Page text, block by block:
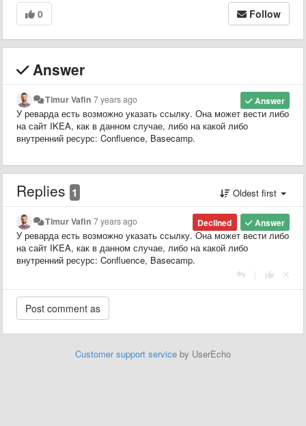
0 Follow
Answer
Answer
Timur Vafin 7 years ago
У реварда есть возможно указать ссылку. Она может вести либо
на сайт IKEA, как в данном случае, либо на какой либо
внутренний ресурс: Confluence, Basecamp.
Replies 1 Oldest first
Answer
Declined
Timur Vafin 7 years ago
У реварда есть возможно указать ссылку. Она может вести либо
на сайт IKEA, как в данном случае, либо на какой либо
внутренний ресурс: Confluence, Basecamp.
Customer support service by UserEcho